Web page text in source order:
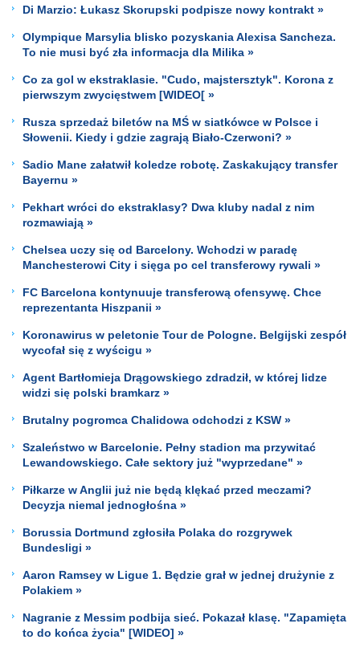
Di Marzio: Łukasz Skorupski podpisze nowy kontrakt »
Olympique Marsylia blisko pozyskania Alexisa Sancheza.
To nie musi być zła informacja dla Milika »
Co za gol w ekstraklasie. "Cudo, majstersztyk". Korona z
pierwszym zwycięstwem [WIDEO[ »
Rusza sprzedaż biletów na MŚ w siatkówce w Polsce i
Słowenii. Kiedy i gdzie zagrają Biało-Czerwoni? »
Sadio Mane załatwił koledze robotę. Zaskakujący transfer
Bayernu »
Pekhart wróci do ekstraklasy? Dwa kluby nadal z nim
rozmawiają »
Chelsea uczy się od Barcelony. Wchodzi w paradę
Manchesterowi City i sięga po cel transferowy rywali »
FC Barcelona kontynuuje transferową ofensywę. Chce
reprezentanta Hiszpanii »
Koronawirus w peletonie Tour de Pologne. Belgijski zespół
wycofał się z wyścigu »
Agent Bartłomieja Drągowskiego zdradził, w której lidze
widzi się polski bramkarz »
Brutalny pogromca Chalidowa odchodzi z KSW »
Szaleństwo w Barcelonie. Pełny stadion ma przywitać
Lewandowskiego. Całe sektory już "wyprzedane" »
Piłkarze w Anglii już nie będą klękać przed meczami?
Decyzja niemal jednogłośna »
Borussia Dortmund zgłosiła Polaka do rozgrywek
Bundesligi »
Aaron Ramsey w Ligue 1. Będzie grał w jednej drużynie z
Polakiem »
Nagranie z Messim podbija sieć. Pokazał klasę. "Zapamięta
to do końca życia" [WIDEO] »